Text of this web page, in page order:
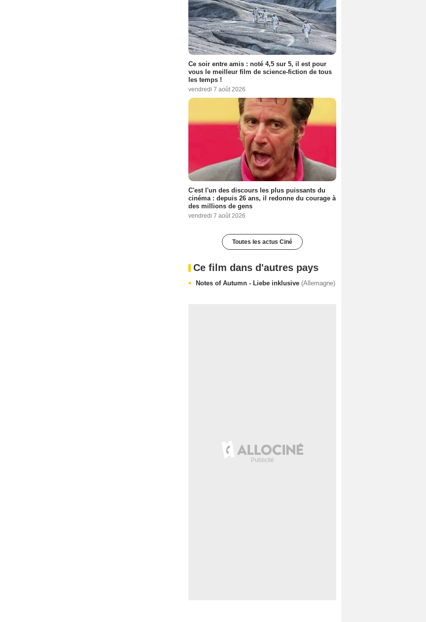
Ce soir entre amis : noté 4,5 sur 5, il est pour
vous le meilleur film de science-fiction de tous
les temps !
vendredi 7 août 2026
C'est l'un des discours les plus puissants du
cinéma : depuis 26 ans, il redonne du courage à
des millions de gens
vendredi 7 août 2026
Toutes les actus Ciné
Ce film dans d'autres pays
Notes of Autumn - Liebe inklusive (Allemagne)